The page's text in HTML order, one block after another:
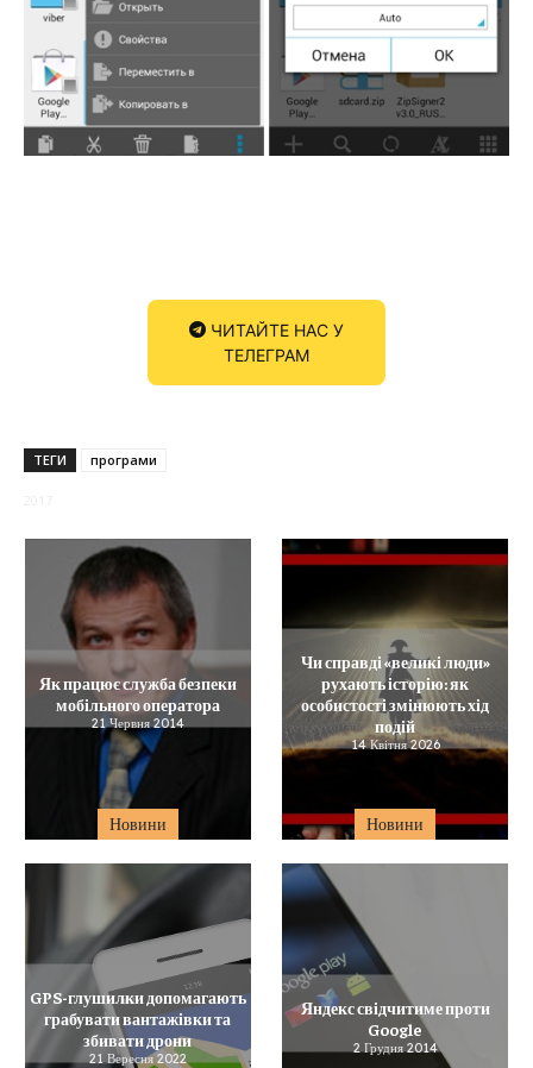
ЧИТАЙТЕ НАС У
ТЕЛЕГРАМ
ТЕГИ програми
Новини
Як працює служба безпеки
мобільного оператора
21 Червня 2014
Новини
Чи справді «великі люди»
рухають історію: як
особистості змінюють хід
подій
14 Квітня 2026
GPS-глушилки допомагають
грабувати вантажівки та
збивати дрони
21 Вересня 2022
Яндекс свідчитиме проти
Google
2 Грудня 2014